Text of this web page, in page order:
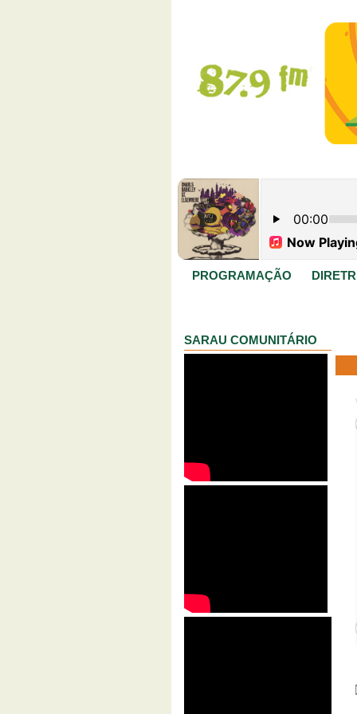
PROGRAMAÇÃO
SARAU COMUNITÁRIO